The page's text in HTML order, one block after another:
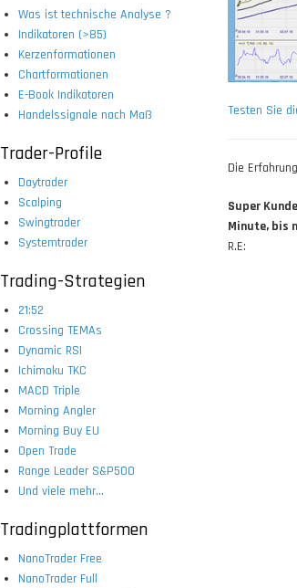
Was ist technische Analyse ?
Indikatoren (>85)
Kerzenformationen
Chartformationen
E-Book Indikatoren
Handelssignale nach Maß
Trader-Profile
Daytrader
Scalping
Swingtrader
Systemtrader
Trading-Strategien
21:52
Crossing TEMAs
Dynamic RSI
Ichimoku TKC
MACD Triple
Morning Angler
Morning Buy EU
Open Trade
Range Leader S&P500
Und viele mehr...
Tradingplattformen
NanoTrader Free
NanoTrader Full
Testen Sie
Die
Super
Minute, bis
R.E: